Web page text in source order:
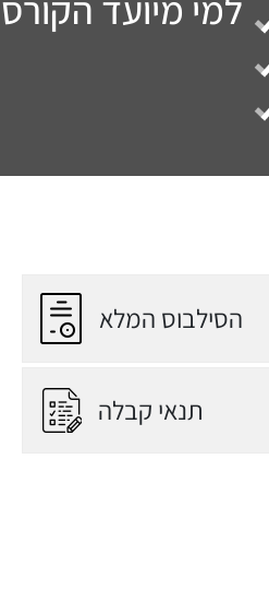
הסילבוס המלא
תנאי קבלה